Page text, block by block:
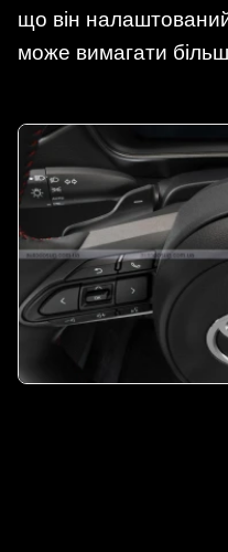
що він
може вимагати